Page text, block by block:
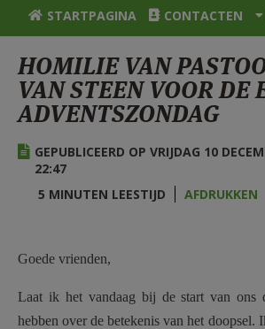
VIERINGEN
ZOEKEN
HULP
STARTPAGINA
MIJN PAROCHIE
STARTPAGINA CONTACTEN
HOMILIE VAN
VAN STEEN VOOR DE
ADVENTSZONDAG
GEPUBLICEERD OP VRIJDAG 10
22:47
5 MINUTEN LEESTIJD
AFDRUKKEN
Goede vrienden,
Laat ik het vandaag bij de start van ons
hebben over de betekenis van het doopsel.